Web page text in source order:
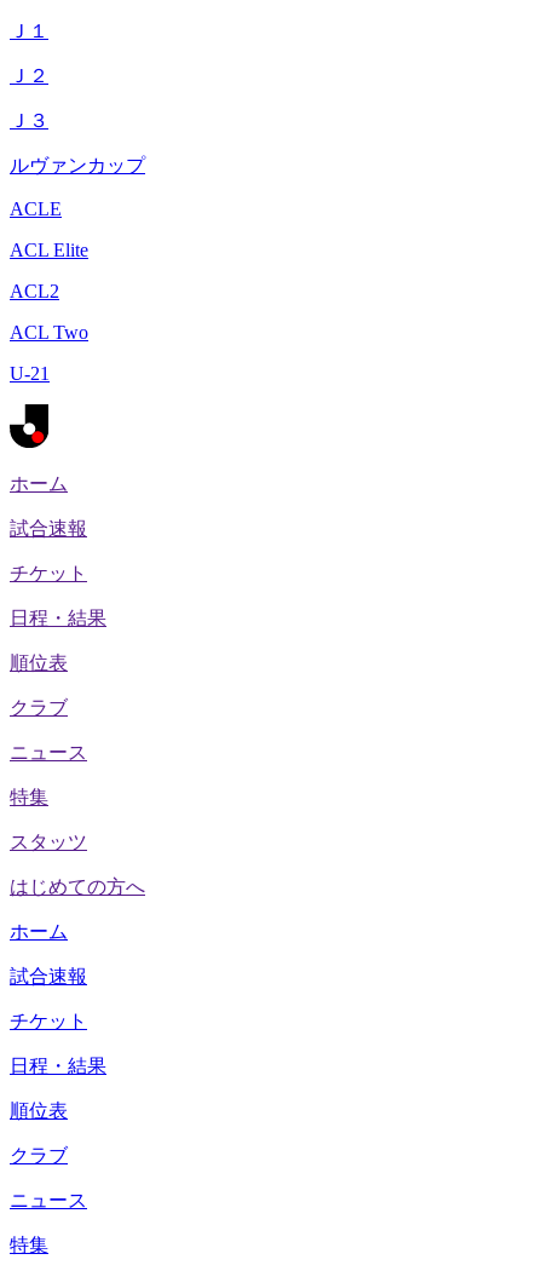
Ｊ１
Ｊ２
Ｊ３
ルヴァンカップ
ACLE
ACL Elite
ACL2
ACL Two
U-21
ホーム
試合速報
チケット
日程・結果
順位表
クラブ
ニュース
特集
スタッツ
はじめての方へ
ホーム
試合速報
チケット
日程・結果
順位表
クラブ
ニュース
特集